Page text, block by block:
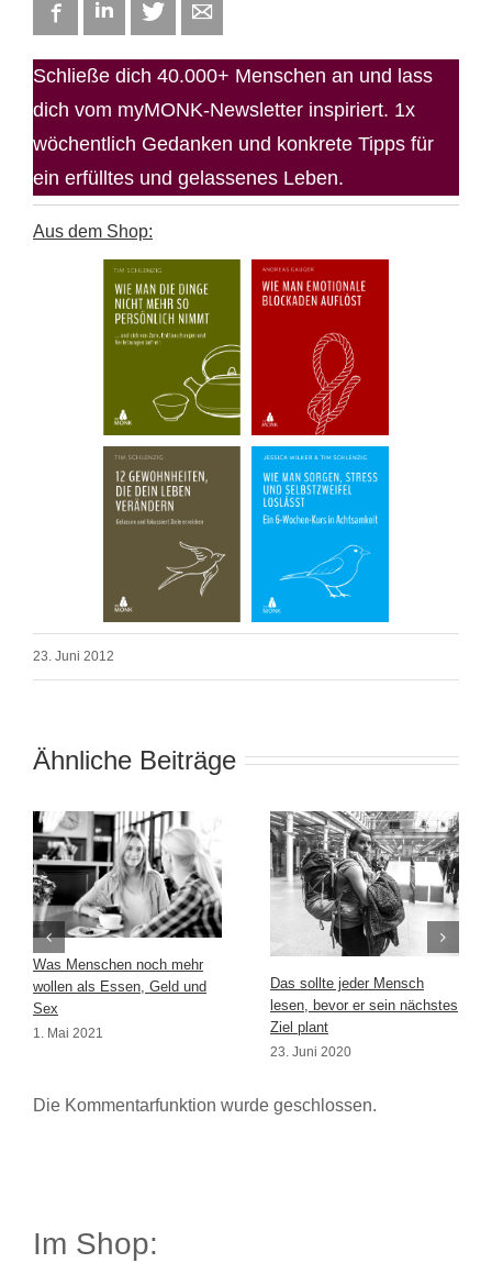
FacebookLinkedIn Twitter
Schließe dich 40.000+ Menschen an und lass
dich vom myMONK-Newsletter inspiriert. 1x
wöchentlich Gedanken und konkrete Tipps für
ein erfülltes und gelassenes Leben.
Aus dem Shop:
23. Juni 2012
Ähnliche Beiträge
Was Menschen noch mehr
wollen als Essen, Geld und
Sex
1. Mai 2021
Das sollte jeder Mensch
lesen, bevor er sein nächstes
Ziel plant
23. Juni 2020
Die Kommentarfunktion wurde geschlossen.
Im Shop: